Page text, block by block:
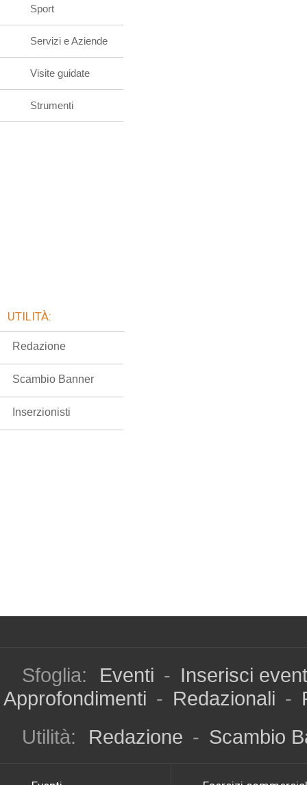
Sport
Servizi e Aziende
Visite guidate
Strumenti
UTILITÀ:
Redazione
Scambio Banner
Inserzionisti
Sfoglia: Eventi - Inserisci
Approfondimenti - Redazionali -
Utilità:
Redazione - Scambio